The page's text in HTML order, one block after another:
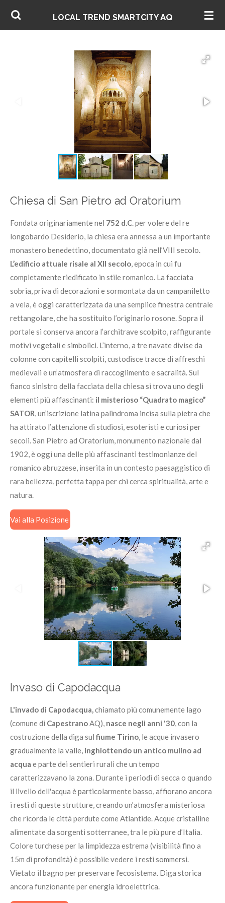
Vai
LOCAL TREND SMARTCITYAQ
Chiesa di San Pietro ad Oratorium
Fondata originariamente nel 752 d.C. per volere del re
longobardo Desiderio, la chiesa era annessa a un importante
monastero benedettino, documentato già nell’VIII secolo.
L’edificio attuale risale al XII secolo, epoca in cui fu
completamente riedificato in stile romanico. La facciata
sobria, priva di decorazioni e sormontata da un campaniletto
a vela, è oggi caratterizzata da una semplice finestra centrale
rettangolare, che ha sostituito l’originario rosone. Sopra il
portale si conserva ancora l’architrave scolpito, raffigurante
motivi vegetali e simbolici. L’interno, a tre navate divise da
colonne con capitelli scolpiti, custodisce tracce di affreschi
medievali e un’atmosfera di raccoglimento e sacralità. Sul
fianco sinistro della facciata della chiesa si trova uno degli
elementi più affascinanti: il misterioso “Quadrato magico”
SATOR, un’iscrizione latina palindroma incisa sulla pietra che
ha attirato l’attenzione di studiosi, esoteristi e curiosi per
secoli. San Pietro ad Oratorium, monumento nazionale dal
1902, è oggi una delle più affascinanti testimonianze del
romanico abruzzese, inserita in un contesto paesaggistico di
rara bellezza, perfetta tappa per chi cerca spiritualità, arte e
natura.
Vai alla Posizione
Invaso di Capodacqua
L'invado di Capodacqua,chiamato più comunemente lago
(comune di CapestranoAQ), nasce negli anni '30, con la
costruzione della diga sul fiume Tirino, le acque invasero
gradualmente la valle, inghiottendo un antico mulino ad
acqua e parte dei sentieri rurali che un tempo
caratterizzavano la zona. Durante i periodi di secca o quando
il livello dell'acqua è particolarmente basso, affiorano ancora
i resti di queste strutture, creando un'atmosfera misteriosa
che ricorda le città perdute come Atlantide. Acque cristalline
alimentate da sorgenti sotterranee, tra le più pure d’Italia.
Colore turchese per la limpidezza estrema (visibilità fino a
15m di profondità) è possibile vedere i resti sommersi.
Vietato il bagno per preservare l’ecosistema. Diga storica
ancora funzionante per energia idroelettrica.